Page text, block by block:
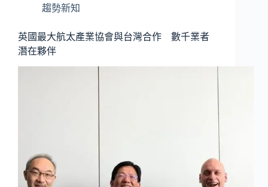
趨勢新知
英國最大航太產業協會與台灣合作 數千業者
潛在夥伴